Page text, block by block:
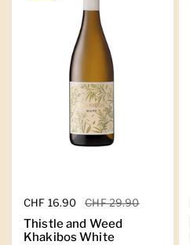
Regulärer Preis
CHF 16.90 Sale-Preis
CHF 29.90
Thistle and Weed
Khakibos White